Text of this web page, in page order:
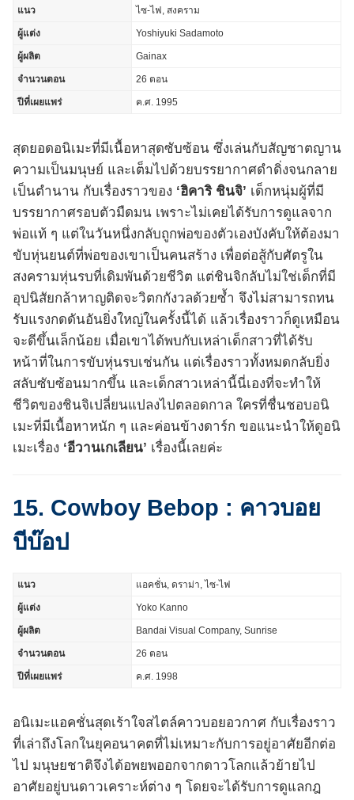
แนว ไซ-ไฟ, สงคราม
ผู้แต่ง Yoshiyuki Sadamoto
ผู้ผลิต Gainax
จำนวนตอน 26 ตอน
ปีที่เผยแพร่ ค.ศ. 1995
สุดยอดอนิเมะที่มีเนื้อหาสุดซับซ้อน ซึ่งเล่นกับสัญชาตญาน
ความเป็นมนุษย์ และเต็มไปด้วยบรรยากาศดำดิ่งจนกลาย
เป็นตำนาน กับเรื่องราวของ ‘ฮิคาริ ชินจิ’ เด็กหนุ่มผู้ที่มี
บรรยากาศรอบตัวมืดมน เพราะไม่เคยได้รับการดูแลจาก
พ่อแท้ ๆ แต่ในวันหนึ่งกลับถูกพ่อของตัวเองบังคับให้ต้องมา
ขับหุ่นยนต์ที่พ่อของเขาเป็นคนสร้าง เพื่อต่อสู้กับศัตรูใน
สงครามหุ่นรบที่เดิมพันด้วยชีวิต แต่ชินจิกลับไม่ใช่เด็กที่มี
อุปนิสัยกล้าหาญติดจะวิตกกังวลด้วยซ้ำ จึงไม่สามารถทน
รับแรงกดดันอันยิ่งใหญ่ในครั้งนี้ได้ แล้วเรื่องราวก็ดูเหมือน
จะดีขึ้นเล็กน้อย เมื่อเขาได้พบกับเหล่าเด็กสาวที่ได้รับ
หน้าที่ในการขับหุ่นรบเช่นกัน แต่เรื่องราวทั้งหมดกลับยิ่ง
สลับซับซ้อนมากขึ้น และเด็กสาวเหล่านี้นี่เองที่จะทำให้
ชีวิตของชินจิเปลี่ยนแปลงไปตลอดกาล ใครที่ชื่นชอบอนิ
เมะที่มีเนื้อหาหนัก ๆ และค่อนข้างดาร์ก ขอแนะนำให้ดูอนิ
เมะเรื่อง ‘อีวานเกเลียน’ เรื่องนี้เลยค่ะ
15. Cowboy Bebop : คาวบอย
บีบ๊อป
แนว แอคชั่น, ดราม่า, ไซ-ไฟ
ผู้แต่ง Yoko Kanno
ผู้ผลิต Bandai Visual Company, Sunrise
จำนวนตอน 26 ตอน
ปีที่เผยแพร่ ค.ศ. 1998
อนิเมะแอคชั่นสุดเร้าใจสไตล์คาวบอยอวกาศ กับเรื่องราว
ที่เล่าถึงโลกในยุคอนาคตที่ไม่เหมาะกับการอยู่อาศัยอีกต่อ
ไป มนุษยชาติจึงได้อพยพออกจากดาวโลกแล้วย้ายไป
อาศัยอยู่บนดาวเคราะห์ต่าง ๆ โดยจะได้รับการดูแลกฎ